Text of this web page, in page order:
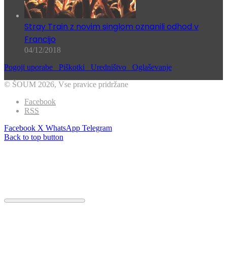
Stray Train z novim singlom oznanili odhod v
Francijo
04/12/2018
Pogoji uporabe Piškotki Uredništvo Oglaševanje
© ŠOUM 2026, Vse pravice pridržane
Facebook
RSS
Facebook X WhatsApp Telegram
Back to top button